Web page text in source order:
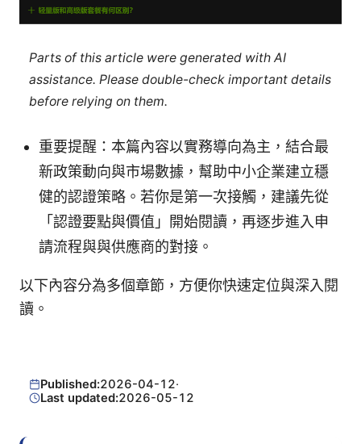
Parts of this article were generated with AI
assistance. Please double-check important details
before relying on them.
重要提醒：本篇內容以實務導向為主，結合最
新政策動向與市場數據，幫助中小企業建立穩
健的認證策略。若你是第一次接觸，建議先從
「認證要點與價值」開始閱讀，再逐步進入申
請流程與與供應商的對接。
以下內容分為多個章節，方便你快速定位與深入閱
讀。
Published:2026-04-12·
Last updated:2026-05-12